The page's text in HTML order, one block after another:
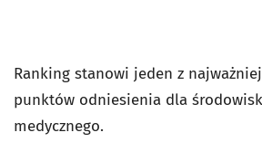
Ranking stanowi jeden z
punktów odniesienia dla
medycznego.